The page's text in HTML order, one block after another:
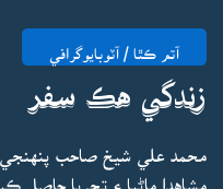
آتم ڪٿا / آٽوبايوگرافي
زندگي هڪ سفر
محمد علي شيخ صاحب
مشاهدا ماڻيا ۽ تجربا حاصل